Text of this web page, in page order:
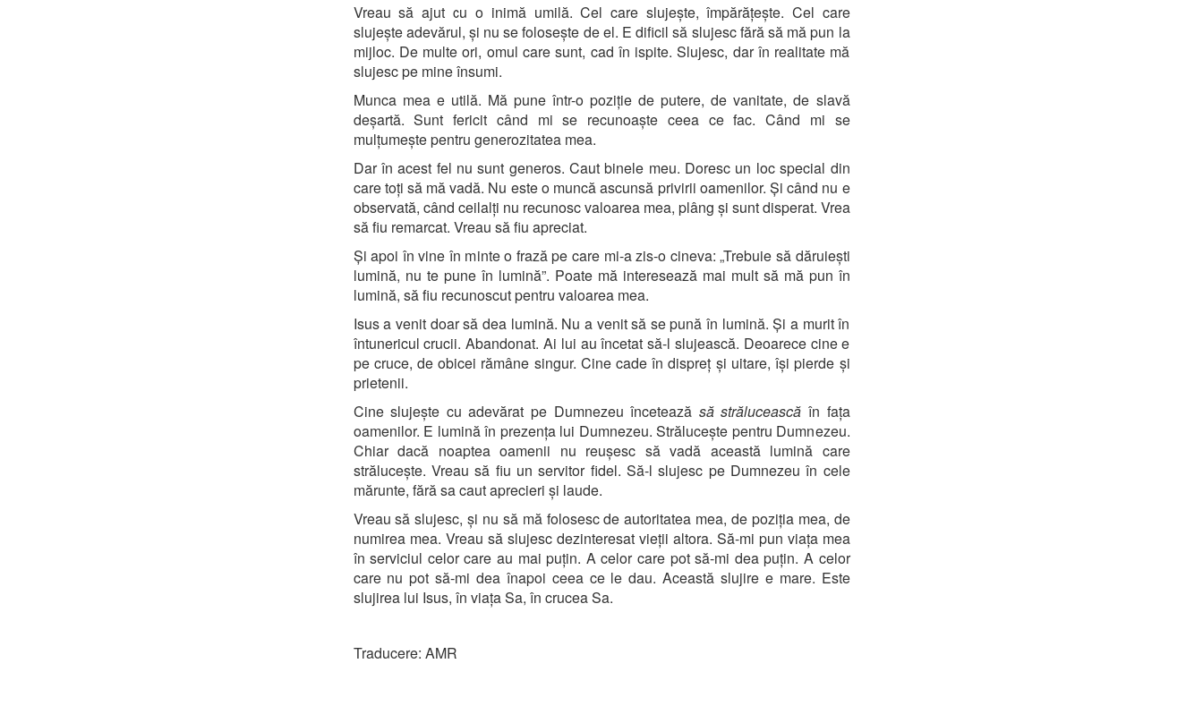
Vreau să ajut cu o inimă umilă. Cel care slujește, împărățește. Cel care
slujește adevărul, și nu se folosește de el. E dificil să slujesc fără să mă pun la
mijloc. De multe ori, omul care sunt, cad în ispite. Slujesc, dar în realitate mă
slujesc pe mine însumi.
Munca mea e utilă. Mă pune într-o poziție de putere, de vanitate, de slavă
deșartă. Sunt fericit când mi se recunoaște ceea ce fac. Când mi se
mulțumește pentru generozitatea mea.
Dar în acest fel nu sunt generos. Caut binele meu. Doresc un loc special din
care toți să mă vadă. Nu este o muncă ascunsă privirii oamenilor. Și când nu e
observată, când ceilalți nu recunosc valoarea mea, plâng și sunt disperat. Vrea
să fiu remarcat. Vreau să fiu apreciat.
Și apoi în vine în minte o frază pe care mi-a zis-o cineva: „Trebuie să dăruiești
lumină, nu te pune în lumină”. Poate mă interesează mai mult să mă pun în
lumină, să fiu recunoscut pentru valoarea mea.
Isus a venit doar să dea lumină. Nu a venit să se pună în lumină. Și a murit în
întunericul crucii. Abandonat. Ai lui au încetat să-l slujească. Deoarece cine e
pe cruce, de obicei rămâne singur. Cine cade în dispreț și uitare, își pierde și
prietenii.
Cine slujește cu adevărat pe Dumnezeu încetează să strălucească în fața
oamenilor. E lumină în prezența lui Dumnezeu. Strălucește pentru Dumnezeu.
Chiar dacă noaptea oamenii nu reușesc să vadă această lumină care
strălucește. Vreau să fiu un servitor fidel. Să-l slujesc pe Dumnezeu în cele
mărunte, fără sa caut aprecieri și laude.
Vreau să slujesc, și nu să mă folosesc de autoritatea mea, de poziția mea, de
numirea mea. Vreau să slujesc dezinteresat vieții altora. Să-mi pun viața mea
în serviciul celor care au mai puțin. A celor care pot să-mi dea puțin. A celor
care nu pot să-mi dea înapoi ceea ce le dau. Această slujire e mare. Este
slujirea lui Isus, în viața Sa, în crucea Sa.
Traducere: AMR